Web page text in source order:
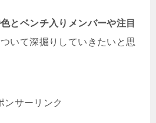
とベンチ入りメンバーや注目
いて深掘りしていきたいと思
ンサーリンク